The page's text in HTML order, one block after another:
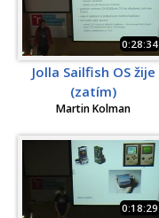
0:28:34
Jolla Sailfish OS žije
(zatím)
Martin Kolman
0:18:29